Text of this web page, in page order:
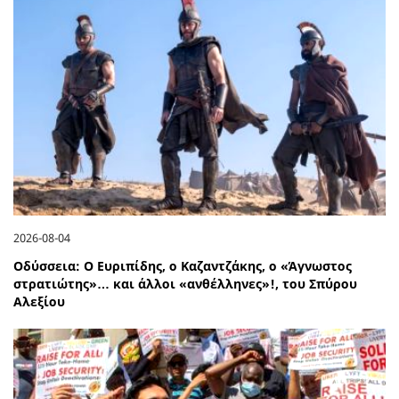
2026-08-04
Οδύσσεια: Ο Ευριπίδης, ο Καζαντζάκης, ο «Άγνωστος
στρατιώτης»… και άλλοι «ανθέλληνες»!, του Σπύρου
Αλεξίου